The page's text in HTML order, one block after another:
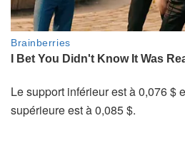
Le support inférieur est à 0,076 $
supérieure est à 0,085 $.